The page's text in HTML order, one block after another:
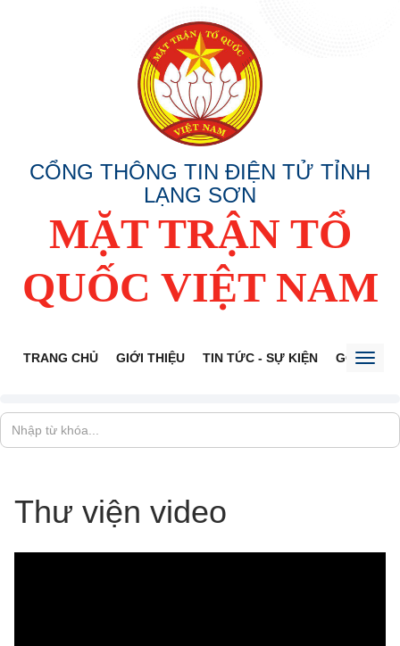
CỔNG THÔNG TIN ĐIỆN TỬ TỈNH
LẠNG SƠN
MẶT TRẬN TỔ
QUỐC VIỆT NAM
TRANG CHỦ GIỚI THIỆU TIN TỨC - SỰ KIỆN GÓP Ý
Thư viện video